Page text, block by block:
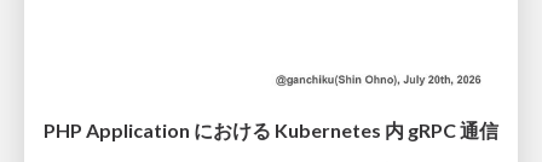
PHP Application における Kubernetes 内 gRPC 通信